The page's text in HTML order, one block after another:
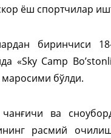
ёш спортчилар
биринчиси
«Sky Camp
бўлди.
ва
расмий